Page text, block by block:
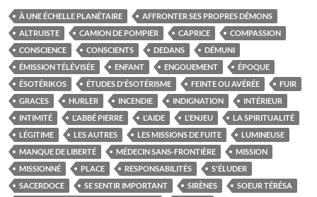
À UNE ÉCHELLE PLANÉTAIRE
AFFRONTER SES PROPRES DÉMONS
ALTRUISTE
CAMION DE POMPIER CAPRICE
COMPASSION
CONSCIENCE
CONSCIENTS DEDANS
DÉMUNI
ÉMISSION TÉLÉVISÉE
ENFANT ENGOUEMENT
ÉPOQUE
ÉSOTÉRIKOS
ÉTUDES D'ÉSOTÉRISME FEINTE OU AVÉRÉE
FUIR
GRACES
HURLER INCENDIE INDIGNATION
INTÉRIEUR
INTIMITÉ
L'ABBÉ PIERRE L'AIDE L'ENJEU
LA SPIRITUALITÉ
LÉGITIME
LES AUTRES LES MISSIONS DE FUITE
LUMINEUSE
MANQUE DE LIBERTÉ
MÉDECIN SANS-FRONTIÈRE
MISSION
MISSIONNÉ
PLACE RESPONSABILITÉS
S'ÉLUDER
SACERDOCE
SE SENTIR IMPORTANT SIRÈNES
SOEUR TÉRÉSA